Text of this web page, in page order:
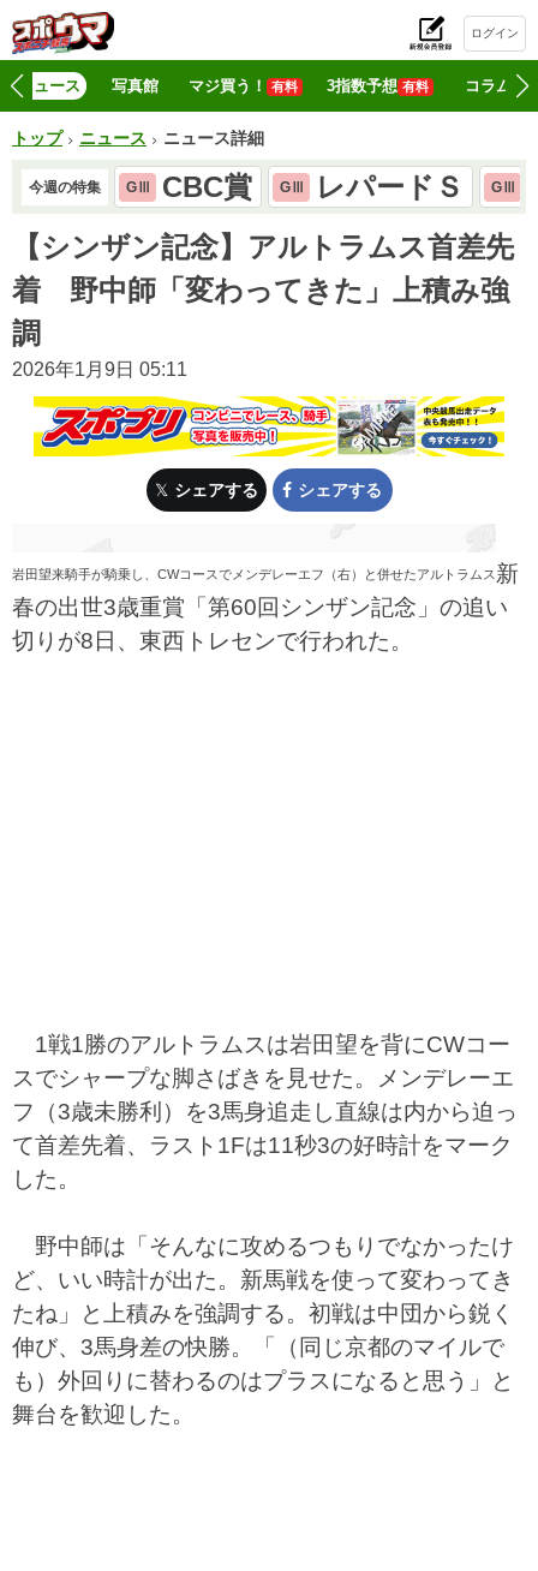
ログイン
ニュース 写真館 マジ買う！ 有料 3指数予想 有料 コラム
トップ ニュース ニュース詳細
今週の特集 GⅢ CBC賞 GⅢ レパードＳ GⅢ
【シンザン記念】アルトラムス首差先
着 野中師「変わってきた」上積み強
調
2026年1月9日 05:11
シェアする シェアする
岩田望来騎手が騎乗し、CWコースでメンデレーエフ（右）と併せたアルトラムス 新
春の出世3歳重賞「第60回シンザン記念」の追い
切りが8日、東西トレセンで行われた。
1戦1勝のアルトラムスは岩田望を背にCWコー
スでシャープな脚さばきを見せた。メンデレーエ
フ（3歳未勝利）を3馬身追走し直線は内から迫っ
て首差先着、ラスト1Fは11秒3の好時計をマーク
した。
野中師は「そんなに攻めるつもりでなかったけ
ど、いい時計が出た。新馬戦を使って変わってき
たね」と上積みを強調する。初戦は中団から鋭く
伸び、3馬身差の快勝。「（同じ京都のマイルで
も）外回りに替わるのはプラスになると思う」と
舞台を歓迎した。